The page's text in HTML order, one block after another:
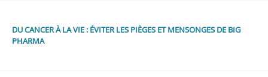
DU CANCER À LA VIE : ÉVITER LES PIÈGES ET MENSONGES DE BIG
PHARMA